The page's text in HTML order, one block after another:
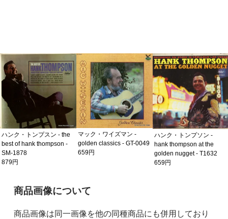
ハンク・トンプスン - the
best of hank thompson -
SM-1878
879円
マック・ワイズマン -
golden classics - GT-0049
659円
ハンク・トンプソン -
hank thompson at the
golden nugget - T1632
659円
ご購入前の注意事項
商品画像について
商品画像は同一画像を他の同種商品にも併用しており